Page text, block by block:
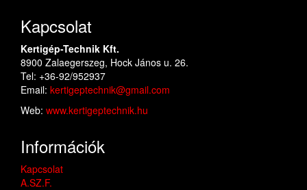
Kapcsolat
Kertigép-Technik Kft.
8900 Zalaegerszeg, Hock János u. 26.
Tel: +36-92/952937
Email: kertigeptechnik@gmail.com
Web: www.kertigeptechnik.hu
Információk
Kapcsolat
A.SZ.F.